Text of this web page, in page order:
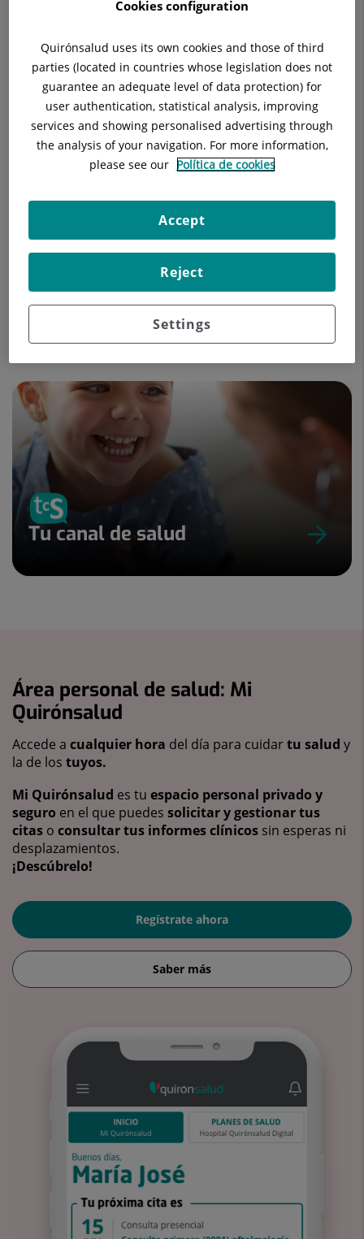
Buscar
Resultados de la búsqueda
Nuestros blogs
Tu canal de salud
Área personal de salud: Mi
Quirónsalud
Accede a cualquier hora del día para cuidartu salud y
la de los tuyos.
Mi Quirónsalud es tu espacio personal privado y
seguro en el que puedes solicitar y gestionar tus
citas o consultar tus informes clínicos sin esperas ni
desplazamientos.
¡Descúbrelo!
Regístrate ahora
Saber más
Cookies configuration
Quirónsalud uses its own cookies and those of third
parties (located in countries whose legislation does not
guarantee an adequate level of data protection) for
user authentication, statistical analysis, improving
services and showing personalised advertising through
the analysis of your navigation. For more information,
please see our Política de cookies
Settings
Reject
Accept